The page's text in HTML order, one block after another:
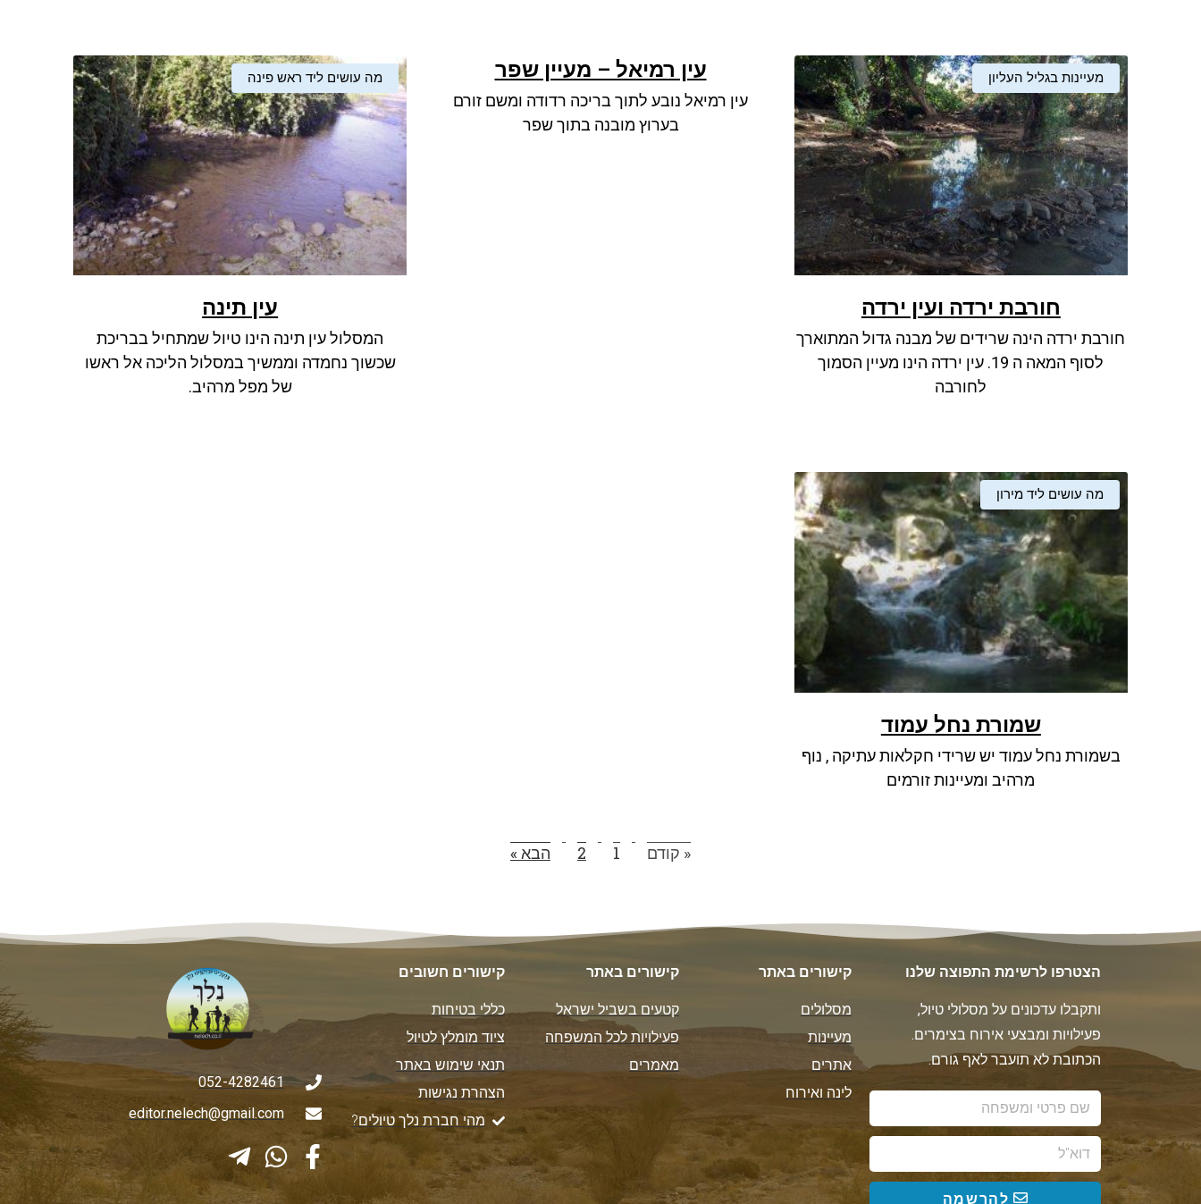
מעיינות בגליל העליון
חורבת ירדה ועין ירדה
חורבת ירדה הינה שרידים של מבנה גדול המתוארך
לסוף המאה ה 19. עין ירדה הינו מעיין הסמוך
לחורבה
עין רמיאל – מעיין שפר
עין רמיאל נובע לתוך בריכה רדודה ומשם זורם
בערוץ מובנה בתוך שפר
מה עושים ליד ראש פינה
עין תינה
המסלול עין תינה הינו טיול שמתחיל בבריכת
שכשוך נחמדה וממשיך במסלול הליכה אל ראשו
של מפל מרהיב.
מה עושים ליד מירון
שמורת נחל עמוד
בשמורת נחל עמוד יש שרידי חקלאות עתיקה , נוף
מרהיב ומעיינות זורמים
« קודם 1
2 הבא »
הצטרפו לרשימת התפוצה שלנו
ותקבלו עדכונים על מסלולי טיול,
פעילויות ומבצעי אירוח בצימרים.
הכתובת לא תועבר לאף גורם.
להרשמה
קישורים באתר
מסלולים
מעיינות
אתרים
לינה ואירוח
קישורים באתר
קטעים בשביל ישראל
פעילויות לכל המשפחה
מאמרים
קישורים חשובים
כללי בטיחות
ציוד מומלץ לטיול
תנאי שימוש באתר
הצהרת נגישות
מהי חברת נלך טיולים?
052-4282461
editor.nelech@gmail.com